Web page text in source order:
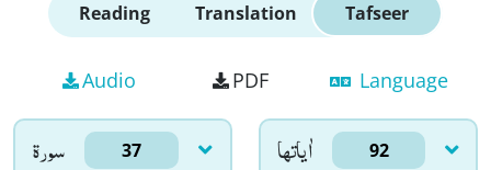
Reading Translation Tafseer
Audio PDF Language
سورۃ 37 اٰياتها 92